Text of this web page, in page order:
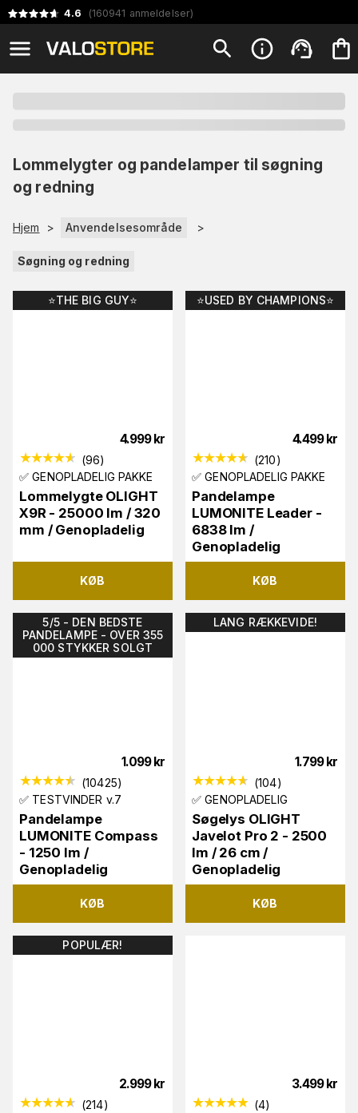
4.6 (160941 anmeldelser)
Lommelygter og pandelamper til søgning
og redning
Hjem > Anvendelsesområde >
Søgning og redning
⭐️THE BIG GUY⭐️
4.999 kr
(96)
✅ GENOPLADELIG PAKKE
Lommelygte OLIGHT
X9R - 25000 lm / 320
mm / Genopladelig
KØB
⭐️USED BY CHAMPIONS⭐️
4.499 kr
(210)
✅ GENOPLADELIG PAKKE
Pandelampe
LUMONITE Leader -
6838 lm /
Genopladelig
KØB
5/5 - DEN BEDSTE
PANDELAMPE - OVER 355
000 STYKKER SOLGT
1.099 kr
(10425)
✅ TESTVINDER v.7
Pandelampe
LUMONITE Compass
- 1250 lm /
Genopladelig
KØB
LANG RÆKKEVIDE!
1.799 kr
(104)
✅ GENOPLADELIG
Søgelys OLIGHT
Javelot Pro 2 - 2500
lm / 26 cm /
Genopladelig
KØB
POPULÆR!
2.999 kr
(214)
3.499 kr
(4)